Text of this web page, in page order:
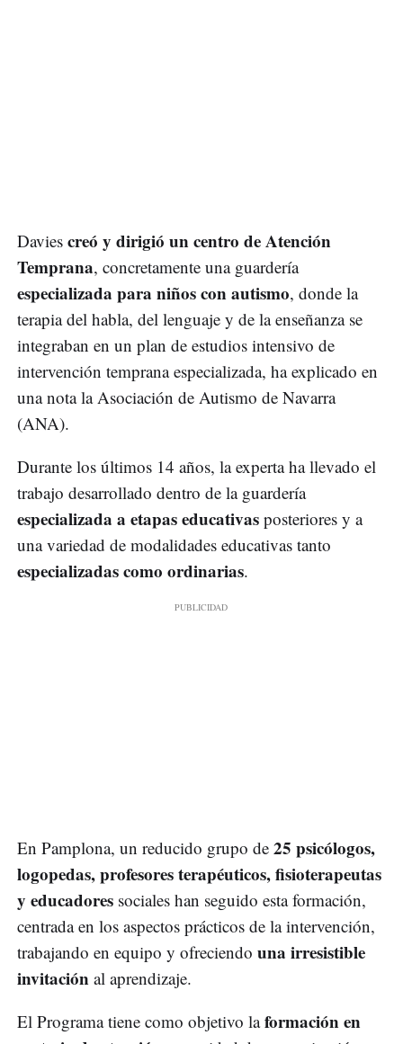
Davies creó y dirigió un centro de Atención
Temprana, concretamente una guardería
especializada para niños con autismo, donde la
terapia del habla, del lenguaje y de la enseñanza se
integraban en un plan de estudios intensivo de
intervención temprana especializada, ha explicado en
una nota la Asociación de Autismo de Navarra
(ANA).
Durante los últimos 14 años, la experta ha llevado el
trabajo desarrollado dentro de la guardería
especializada a etapas educativas posteriores y a
una variedad de modalidades educativas tanto
especializadas como ordinarias.
En Pamplona, un reducido grupo de 25 psicólogos,
logopedas, profesores terapéuticos, fisioterapeutas
y educadores sociales han seguido esta formación,
centrada en los aspectos prácticos de la intervención,
trabajando en equipo y ofreciendo una irresistible
invitación al aprendizaje.
El Programa tiene como objetivo laformación en